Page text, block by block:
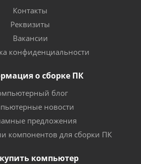
Контакты
Реквизиты
Вакансии
конфиденциальности
о сборке ПК
блог
новости
предложения
компонентов для сборки ПК
компьютер